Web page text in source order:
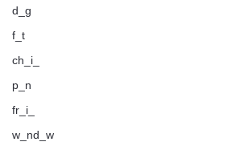
d_g
f_t
ch_i_
p_n
fr_i_
w_nd_w